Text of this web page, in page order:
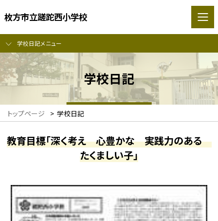
枚方市立蹉跎西小学校
学校日記メニュー
学校日記
トップページ > 学校日記
教育目標「深く考え 心豊かな 実践力のある
たくましい子」